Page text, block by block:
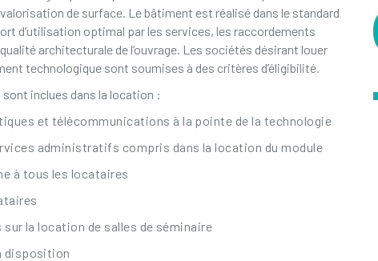
de surface. Le bâtiment est réalisé dans le standard
d’utilisation optimal par les services, les raccordements
architecturale de l’ouvrage. Les sociétés désirant louer
technologique sont soumises à des critères d’éligibilité.
inclues dans la location :
et télécommunications à la pointe de la technologie
administratifs compris dans la location du module
à tous les locataires
la location de salles de séminaire
disposition